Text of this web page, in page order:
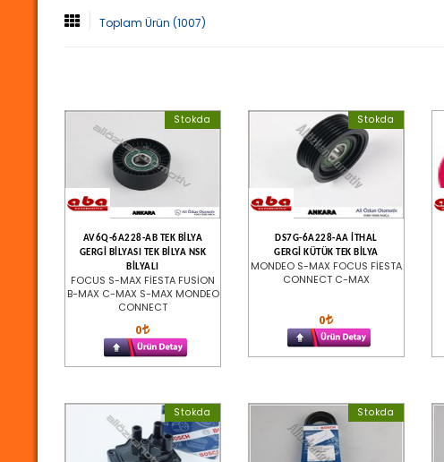
Toplam Ürün (1007)
Stokda
AV6Q-6A228-AB TEK BİLYA
GERGİ BİLYASI TEK BİLYA NSK
BİLYALI
FOCUS S-MAX FİESTA FUSİON
B-MAX C-MAX S-MAX MONDEO
CONNECT
0
Stokda
DS7G-6A228-AA İTHAL
GERGİ KÜTÜK TEK BİLYA
MONDEO S-MAX FOCUS FİESTA
CONNECT C-MAX
0
Stokda Stokda